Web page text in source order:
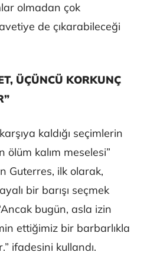
olmadan çok
de çıkarabileceği
ÜÇÜNCÜ KORKUNÇ
kaldığı seçimlerin
kalım meselesi”
Guterres, ilk olarak,
bir barışı seçmek
bugün, asla izin
ettiğimiz bir barbarlıkla
ifadesini kullandı.